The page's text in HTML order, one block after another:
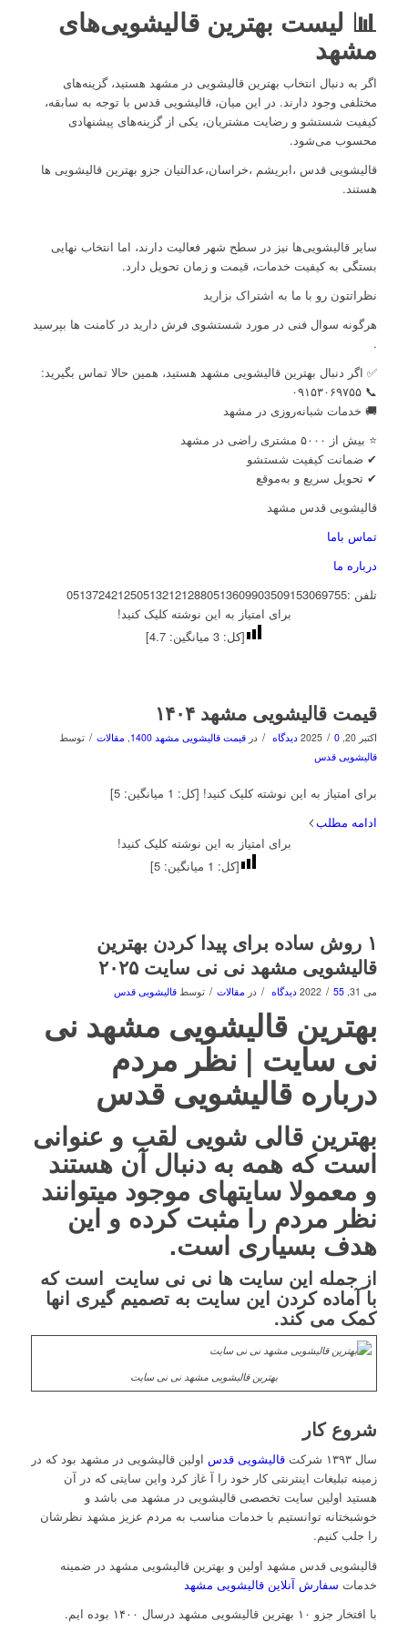
📊 لیست بهترین قالیشویی‌های
مشهد
اگر به دنبال انتخاب بهترین قالیشویی در مشهد هستید، گزینه‌های
مختلفی وجود دارند. در این میان، قالیشویی قدس با توجه به سابقه،
کیفیت شستشو و رضایت مشتریان، یکی از گزینه‌های پیشنهادی
محسوب می‌شود.
قالیشویی قدس ،ابریشم ،خراسان،عدالتیان جزو بهترین قالیشویی ها
هستند.
سایر قالیشویی‌ها نیز در سطح شهر فعالیت دارند، اما انتخاب نهایی
بستگی به کیفیت خدمات، قیمت و زمان تحویل دارد.
نظراتتون رو با ما به اشتراک بزارید
هرگونه سوال فنی در مورد شستشوی فرش دارید در کامنت ها بپرسید
.
✅ اگر دنبال بهترین قالیشویی مشهد هستید، همین حالا تماس بگیرید:
📞 ۰۹۱۵۳۰۶۹۷۵۵
🚚 خدمات شبانه‌روزی در مشهد
⭐ بیش از ۵۰۰۰ مشتری راضی در مشهد
✔ ضمانت کیفیت شستشو
✔ تحویل سریع و به‌موقع
قالیشویی قدس مشهد
تماس باما
درباره ما
تلفن :09153069755
05136099035
05132121288
05137242125
برای امتیاز به این نوشته کلیک کنید!
[کل:3 میانگین:4.7
]
قیمت قالیشویی مشهد ۱۴۰۴
اکتبر 20, 2025 / 0 دیدگاه / در قیمت قالیشویی مشهد 1400 , مقالات / توسط
قالیشویی قدس
برای امتیاز به این نوشته کلیک کنید! [کل: 1 میانگین: 5]
ادامه مطلب
برای امتیاز به این نوشته کلیک کنید!
[کل: 1 میانگین: 5
]
۱ روش ساده برای پیدا کردن بهترین
قالیشویی مشهد نی نی سایت ۲۰۲۵
می 31, 2022 / 55 دیدگاه / در مقالات / توسط قالیشویی قدس
بهترین قالیشویی مشهد نی
نی سایت | نظر مردم
درباره قالیشویی قدس
بهترین قالی شویی لقب و عنوانی
است که همه به دنبال آن هستند
و معمولا سایتهای موجود میتوانند
نظر مردم را مثبت کرده و این
هدف بسیاری است.
از جمله این سایت ها نی نی سایت است که
با آماده کردن این سایت به تصمیم گیری انها
کمک می کند.
بهترین قالیشویی مشهد نی نی سایت
شروع کار
سال ۱۳۹۳ شرکت قالیشویی قدس اولین قالیشویی در مشهد بود که در
زمینه تبلیغات اینترنتی کار خود را آ غاز کرد واین سایتی که در آن
هستید اولین سایت تخصصی قالیشویی در مشهد می باشد و
خوشبختانه توانستیم با خدمات مناسب به مردم عزیز مشهد نظرشان
را جلب کنیم.
قالیشویی قدس مشهد اولین و بهترین قالیشویی مشهد در ضمینه
خدمات سفارش آنلاین قالیشویی مشهد
با افتخار جزو ۱۰ بهترین قالیشویی مشهد درسال ۱۴۰۰ بوده ایم.